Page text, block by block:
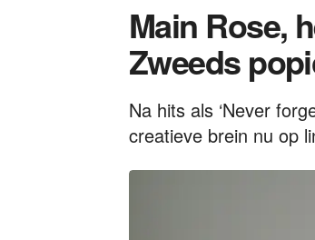
Main Rose,
Zweeds
Na hits als ‘Never
creatieve brein nu op